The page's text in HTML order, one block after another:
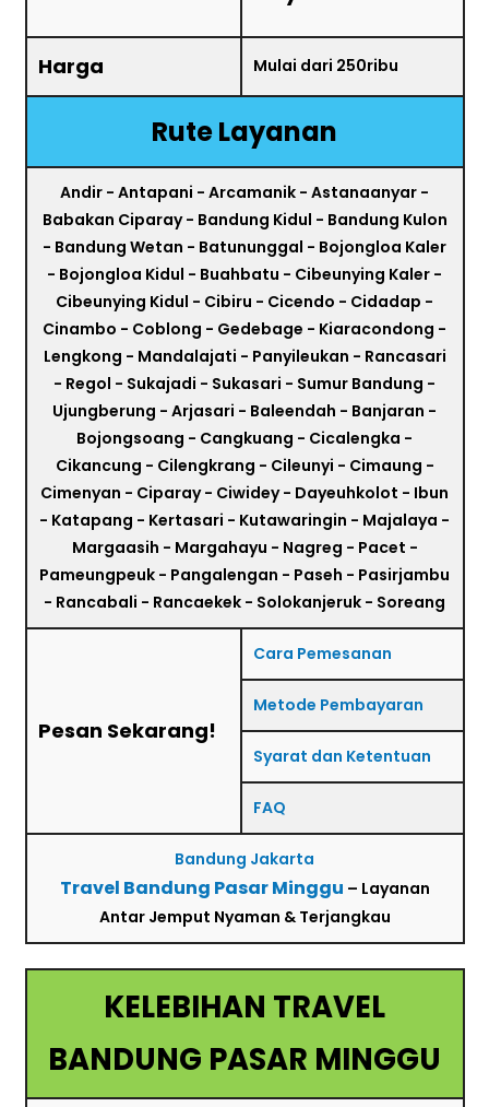
Harga Mulai dari 250ribu
Rute Layanan
Andir - Antapani - Arcamanik - Astanaanyar -
Babakan Ciparay - Bandung Kidul - Bandung Kulon
- Bandung Wetan - Batununggal - Bojongloa Kaler
- Bojongloa Kidul - Buahbatu - Cibeunying Kaler -
Cibeunying Kidul - Cibiru - Cicendo - Cidadap -
Cinambo - Coblong - Gedebage - Kiaracondong -
Lengkong - Mandalajati - Panyileukan - Rancasari
- Regol - Sukajadi - Sukasari - Sumur Bandung -
Ujungberung - Arjasari - Baleendah - Banjaran -
Bojongsoang - Cangkuang - Cicalengka -
Cikancung - Cilengkrang - Cileunyi - Cimaung -
Cimenyan - Ciparay - Ciwidey - Dayeuhkolot - Ibun
- Katapang - Kertasari - Kutawaringin - Majalaya -
Margaasih - Margahayu - Nagreg - Pacet -
Pameungpeuk - Pangalengan - Paseh - Pasirjambu
- Rancabali - Rancaekek - Solokanjeruk - Soreang
Pesan Sekarang!
Cara Pemesanan
Metode Pembayaran
Syarat dan Ketentuan
FAQ
Bandung Jakarta
Travel Bandung Pasar Minggu – Layanan
Antar Jemput Nyaman & Terjangkau
KELEBIHAN TRAVEL
BANDUNG PASAR MINGGU